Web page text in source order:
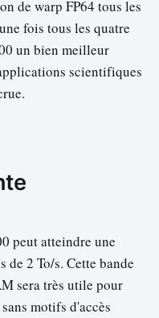
de warp FP64 tous les
fois tous les quatre
un bien meilleur
scientifiques
peut atteindre une
de 2 To/s. Cette bande
sera très utile pour
motifs d'accès